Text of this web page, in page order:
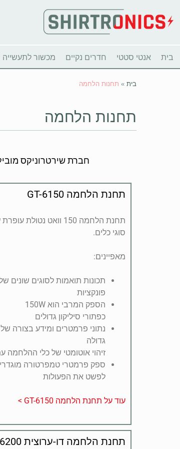
בית אנטי סטטי חדרים נקיים מכשור לתעשייה
בית » תחנות הלחמה
תחנות הלחמה
חברת שירטרוניקס
תחנת הלחמה GT-6150
תחנת הלחמה 150
סוגי כלים.
מאפיינים:
תכונות תואמות לסוגים
פונקציות
הספק המרבי הוא 150W
כפתורי סיליקון גדולים
נתוני פרמטרים ומידע בצורה
גדולה
זיהוי אוטומטי של כלי
ספק פרמטרי טמפרטורה
לפשט את הפעולות
עוד על תחנת הלחמה GT-6150 >
תחנת הלחמה דו-ערוצית GT-6200